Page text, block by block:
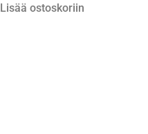
Lisää ostoskoriin